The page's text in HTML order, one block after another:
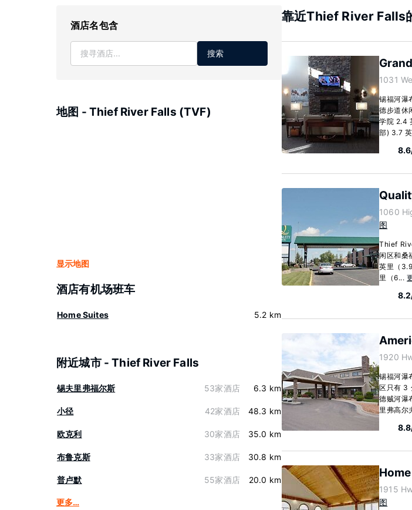
酒店名包含
搜索
地图 - Thief River Falls (TVF)
显示地图
酒店有机场班车
Home Suites 5.2 km
附近城市 - Thief River Falls
锡夫里弗福尔斯 53家酒店 6.3 km
小径 42家酒店 48.3 km
欧克利 30家酒店 35.0 km
布鲁克斯 33家酒店 30.8 km
普卢默 55家酒店 20.0 km
更多…
靠近Thief River Falls
1031
锡福河瀑
德步道休
学院 2.4
部) 3.7
1060
图
Thief
闲区和桑
英里（
里（6...
1920
锡福河瀑
区只有 3
德贼河瀑
里弗高
1915
图